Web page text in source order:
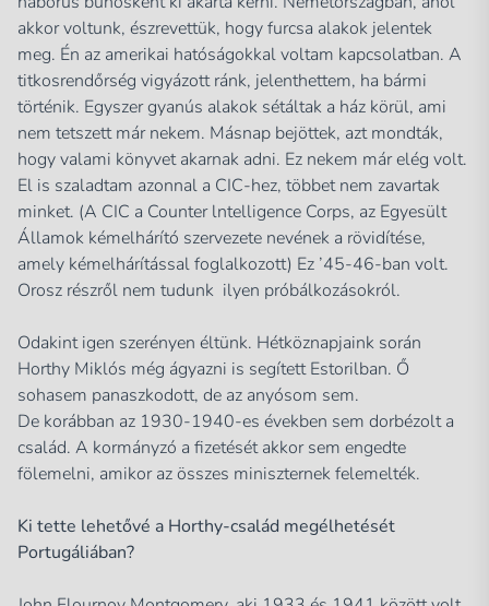
akkor voltunk, észrevettük, hogy furcsa alakok jelentek
meg. Én az amerikai hatóságokkal voltam kapcsolatban. A
titkosrendőrség vigyázott ránk, jelenthettem, ha bármi
történik. Egyszer gyanús alakok sétáltak a ház körül, ami
nem tetszett már nekem. Másnap bejöttek, azt mondták,
hogy valami könyvet akarnak adni. Ez nekem már elég volt.
El is szaladtam azonnal a CIC-hez, többet nem zavartak
minket. (A CIC a Counter lntelligence Corps, az Egyesült
Államok kémelhárító szervezete nevének a rövidítése,
amely kémelhárítással foglalkozott) Ez ’45-46-ban volt.
Orosz részről nem tudunk ilyen próbálkozásokról.
Odakint igen szerényen éltünk. Hétköznapjaink során
Horthy Miklós még ágyazni is segített Estorilban. Ő
sohasem panaszkodott, de az anyósom sem.
De korábban az 1930-1940-es években sem dorbézolt a
család. A kormányzó a fizetését akkor sem engedte
fölemelni, amikor az összes miniszternek felemelték.
Ki tette lehetővé a Horthy-család megélhetését
Portugáliában?